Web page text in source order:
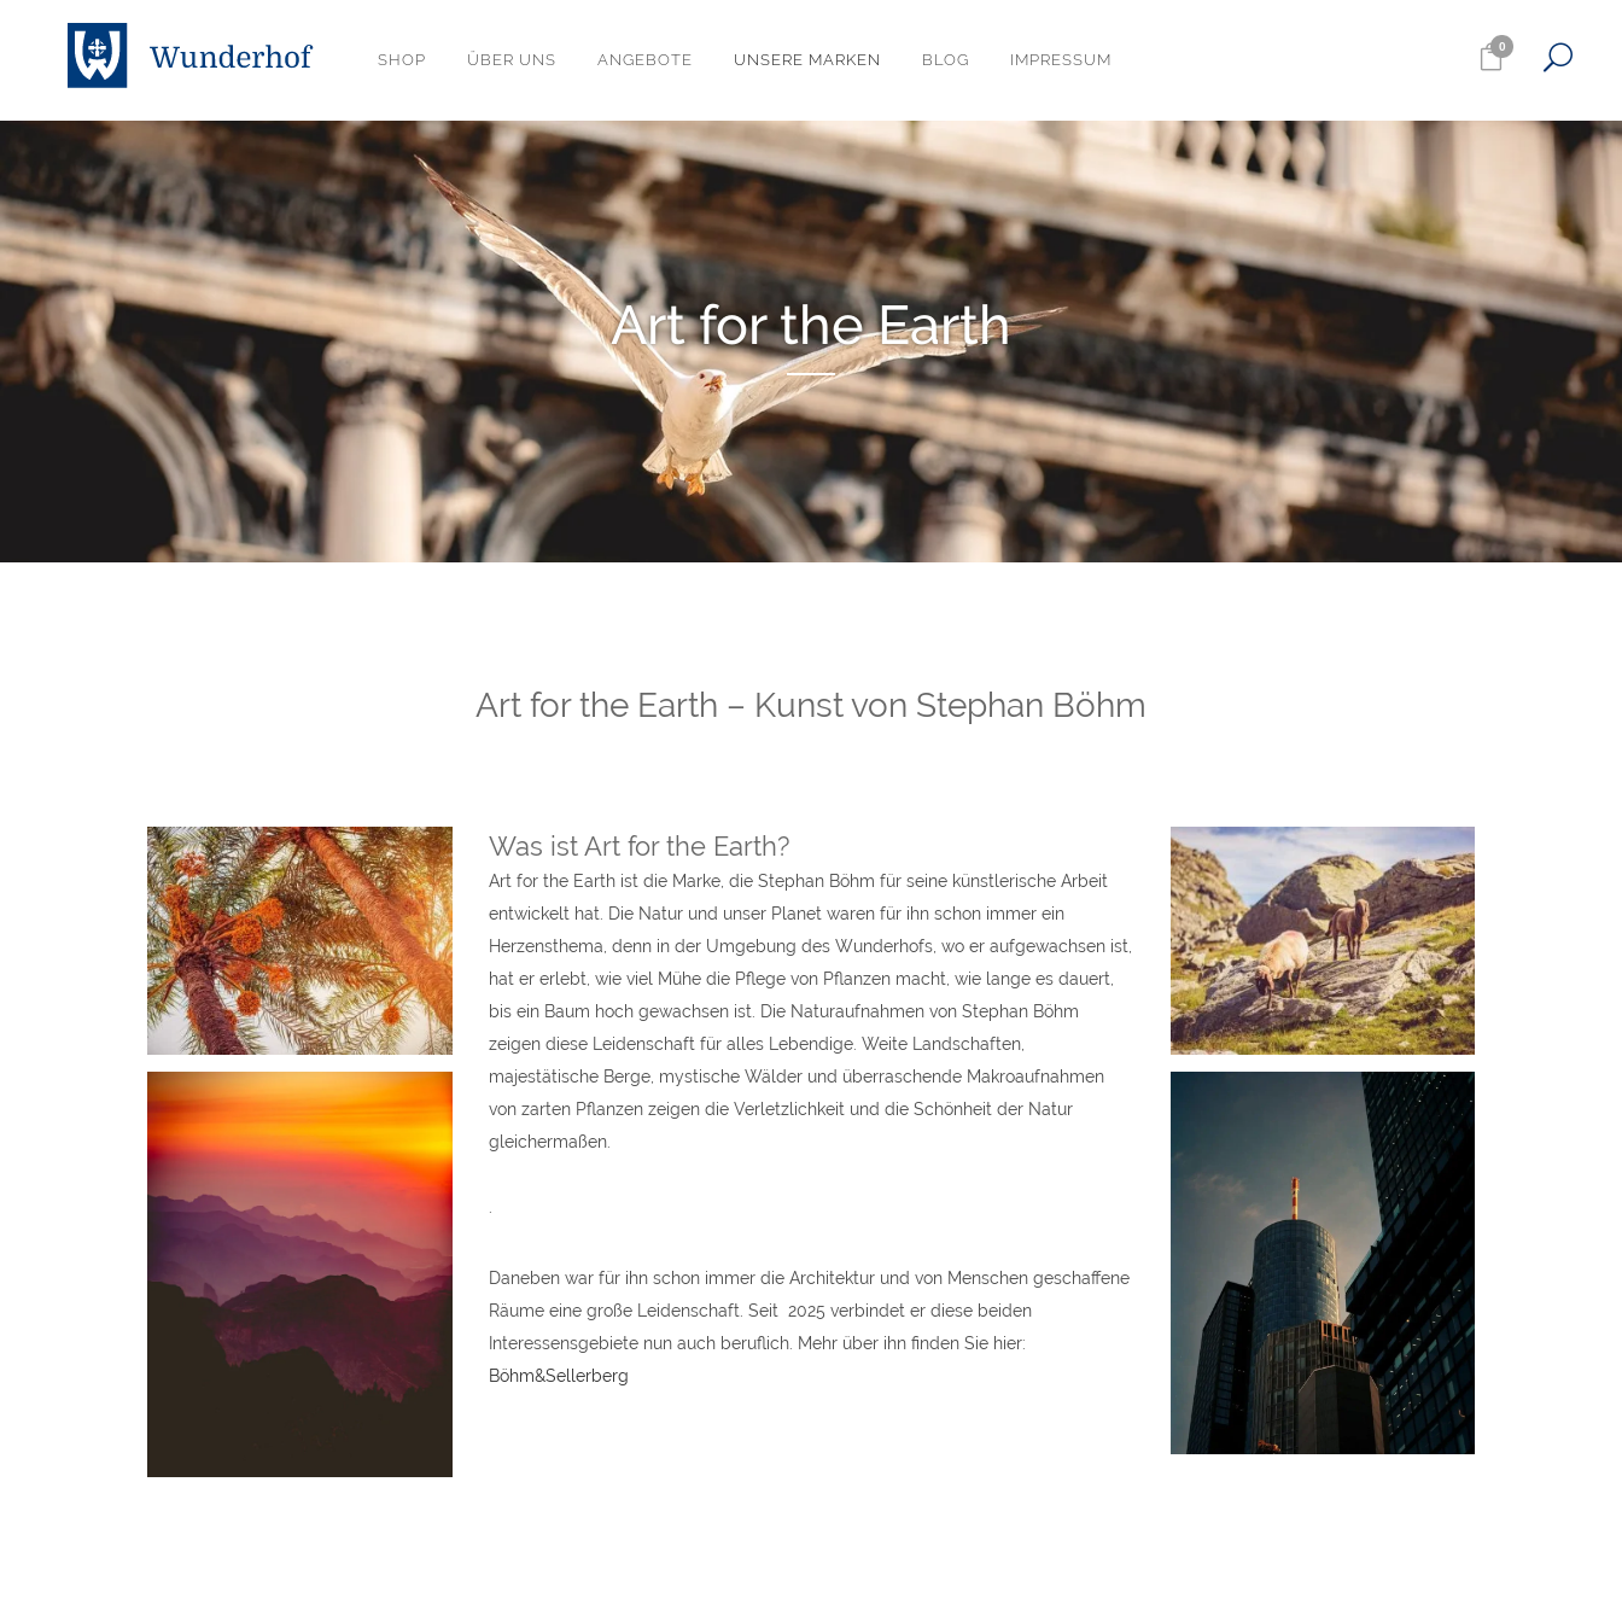
0
SHOP ÜBER UNS ANGEBOTE UNSERE MARKEN BLOG IMPRESSUM
Art for the Earth
Art for the Earth – Kunst von Stephan Böhm
Was ist Art for the Earth?
Art for the Earth ist die Marke, die Stephan Böhm für seine künstlerische Arbeit
entwickelt hat. Die Natur und unser Planet waren für ihn schon immer ein
Herzensthema, denn in der Umgebung des Wunderhofs, wo er aufgewachsen ist,
hat er erlebt, wie viel Mühe die Pflege von Pflanzen macht, wie lange es dauert,
bis ein Baum hoch gewachsen ist. Die Naturaufnahmen von Stephan Böhm
zeigen diese Leidenschaft für alles Lebendige. Weite Landschaften,
majestätische Berge, mystische Wälder und überraschende Makroaufnahmen
von zarten Pflanzen zeigen die Verletzlichkeit und die Schönheit der Natur
gleichermaßen.
Daneben war für ihn schon immer die Architektur und von Menschen geschaffene
Räume eine große Leidenschaft. Seit 2025 verbindet er diese beiden
Interessensgebiete nun auch beruflich. Mehr über ihn finden Sie hier:
Böhm&Sellerberg